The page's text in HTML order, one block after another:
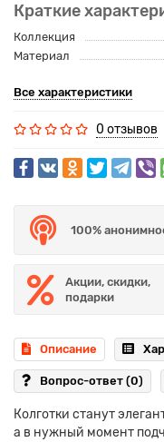
Краткие
Коллекция
Материал
Все характеристики
0 отзывов
100%
Акции, скидки,
подарки
Описание
Вопрос-ответ (0)
Колготки станут
а в нужный момент